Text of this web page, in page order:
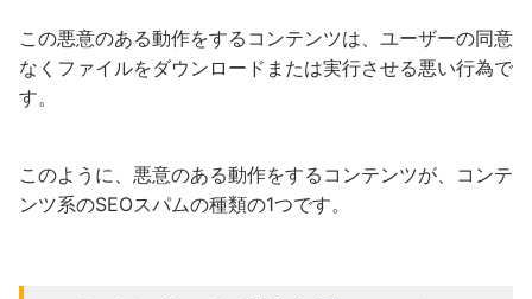
この悪意のある動作をするコンテンツは、ユーザーの同意
なくファイルをダウンロードまたは実行させる悪い行為で
す。
このように、悪意のある動作をするコンテンツが、コンテ
ンツ系のSEOスパムの種類の1つです。